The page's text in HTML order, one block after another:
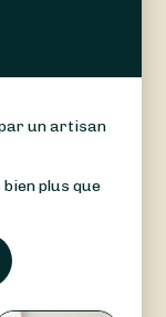
un artisan
bien plus que